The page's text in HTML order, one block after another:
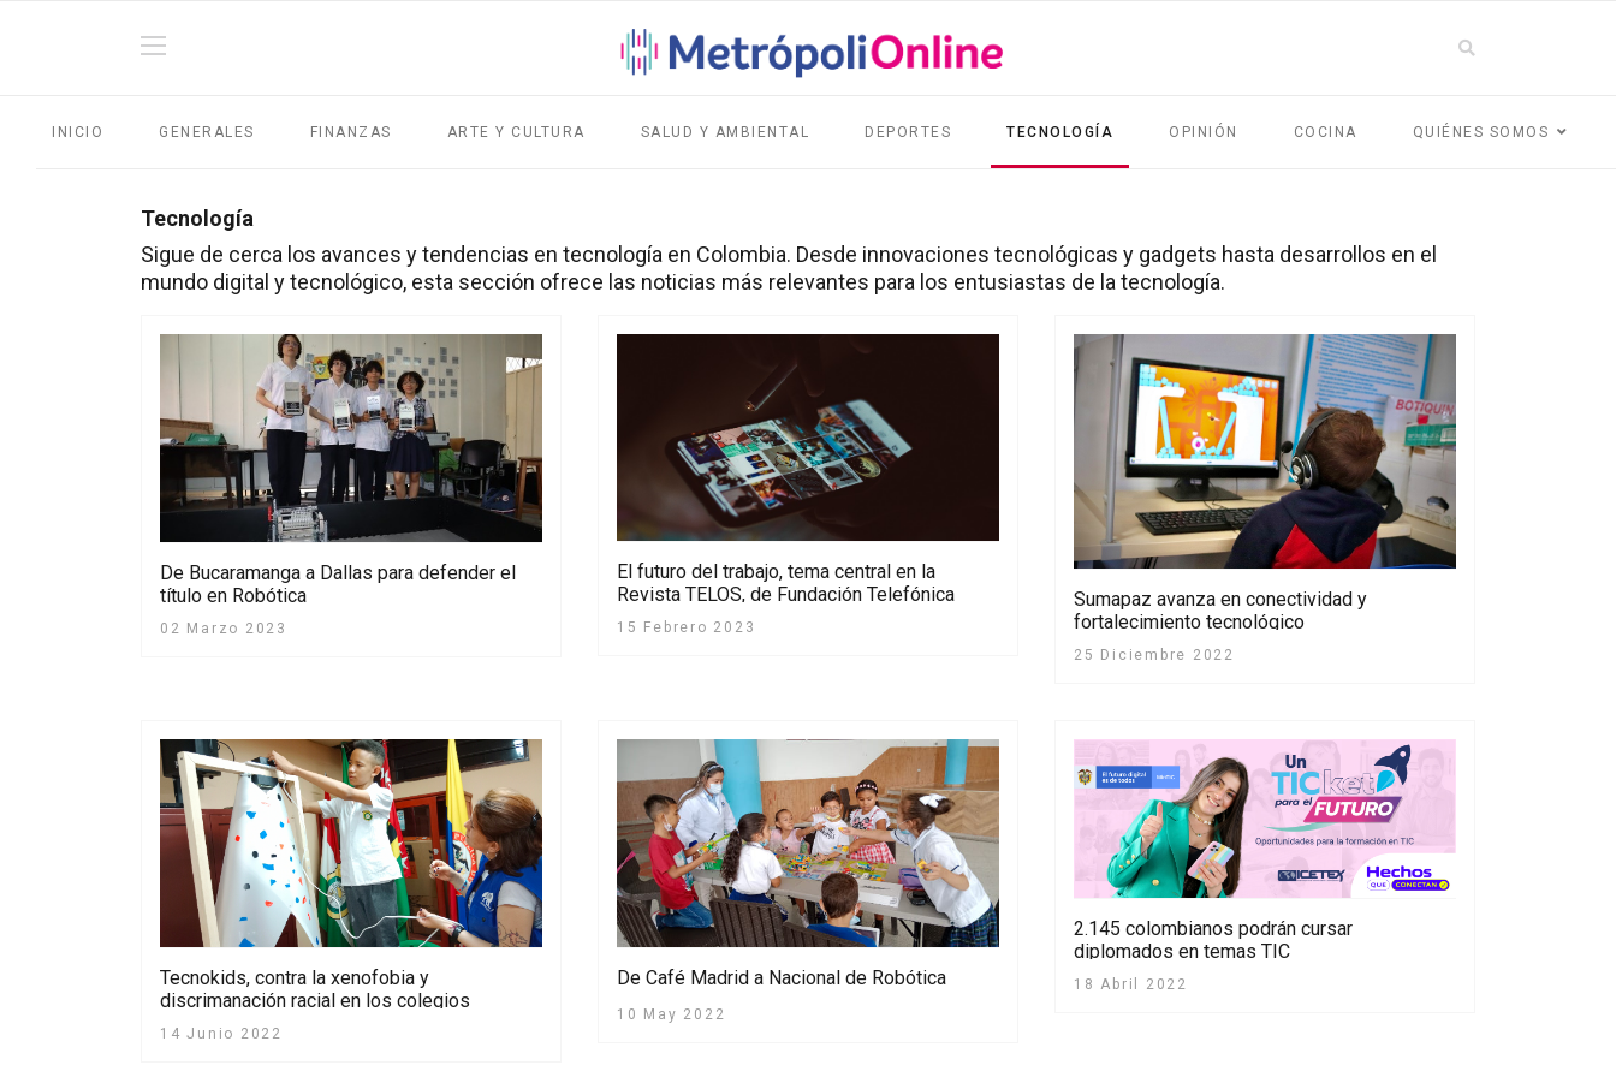
INICIO GENERALES FINANZAS ARTE Y CULTURA SALUD Y AMBIENTAL DEPORTES TECNOLOGÍA OPINIÓN COCINA QUIÉNES SOMOS
Tecnología
Sigue de cerca los avances y tendencias en tecnología en Colombia. Desde innovaciones tecnológicas y gadgets hasta desarrollos en el
mundo digital y tecnológico, esta sección ofrece las noticias más relevantes para los entusiastas de la tecnología.
De Bucaramanga a Dallas para defender el
título en Robótica
02 Marzo 2023
El futuro del trabajo, tema central en la
Revista TELOS, de Fundación Telefónica
15 Febrero 2023
Sumapaz avanza en conectividad y
fortalecimiento tecnológico
25 Diciembre 2022
Tecnokids, contra la xenofobia y
discrimanación racial en los colegios
14 Junio 2022
De Café Madrid a Nacional de Robótica
10 May 2022
2.145 colombianos podrán cursar
diplomados en temas TIC
18 Abril 2022